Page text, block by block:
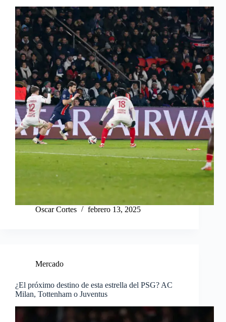
Oscar Cortes febrero 13, 2025
Mercado
¿El próximo destino de esta estrella del PSG? AC
Milan, Tottenham o Juventus